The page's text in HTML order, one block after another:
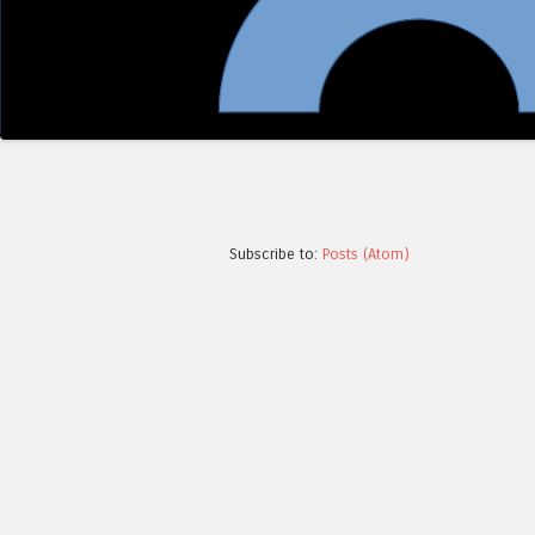
Subscribe to: Posts (Atom)